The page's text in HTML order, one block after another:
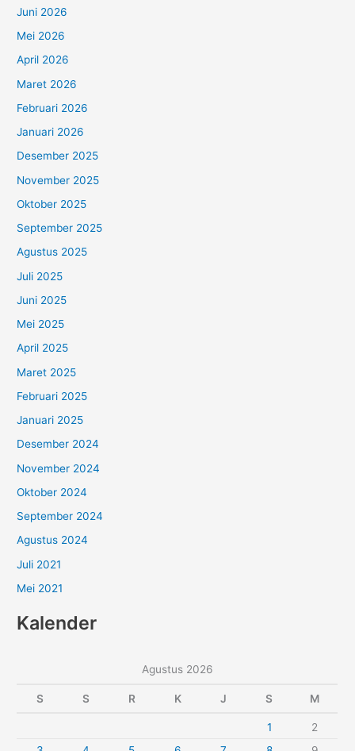
Juni 2026
Mei 2026
April 2026
Maret 2026
Februari 2026
Januari 2026
Desember 2025
November 2025
Oktober 2025
September 2025
Agustus 2025
Juli 2025
Juni 2025
Mei 2025
April 2025
Maret 2025
Februari 2025
Januari 2025
Desember 2024
November 2024
Oktober 2024
September 2024
Agustus 2024
Juli 2021
Mei 2021
Kalender
Agustus 2026
S S R K J S M
1
2